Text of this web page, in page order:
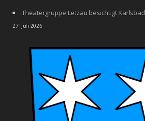
Theatergruppe Letzau besichtigt Karlsbad
27. Juli 2026